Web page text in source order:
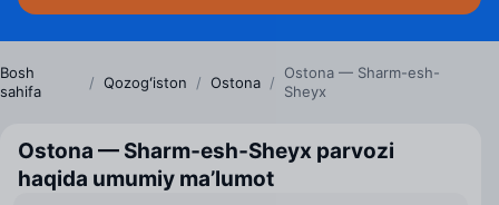
Bosh
sahifa
/ Qozogʻiston / Ostona /
Ostona — Sharm-esh-
Sheyx
Ostona — Sharm‑esh‑Sheyx parvozi
haqida umumiy ma’lumot